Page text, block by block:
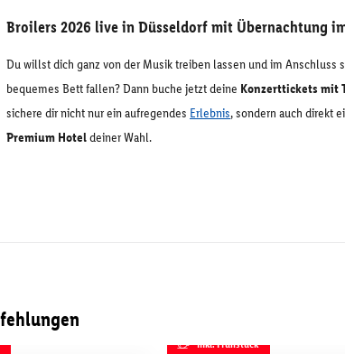
Broilers 2026 live in Düsseldorf mit Übernachtung
Du willst dich ganz von der Musik treiben lassen und im Anschluss
bequemes Bett fallen? Dann buche jetzt deine Konzerttickets mit
sichere dir nicht nur ein aufregendes Erlebnis, sondern auch direkt
Premium Hoteldeiner Wahl.
inkl. Frühstück